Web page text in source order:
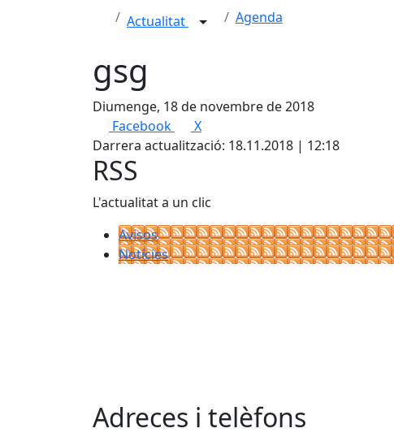
Actualitat Agenda
gsg
Diumenge, 18 de novembre de 2018
Facebook
X
Darrera actualització: 18.11.2018 | 12:18
RSS
L'actualitat a un clic
Avisos
Notícies
Adreces i telèfons